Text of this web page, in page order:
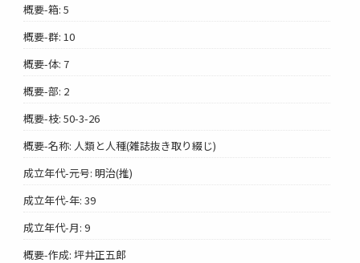
概要-箱: 5
概要-群: 10
概要-体: 7
概要-部: 2
概要-枝: 50-3-26
概要-名称: 人類と人種(雑誌抜き取り綴じ)
成立年代-元号: 明治(推)
成立年代-年: 39
成立年代-月: 9
概要-作成: 坪井正五郎